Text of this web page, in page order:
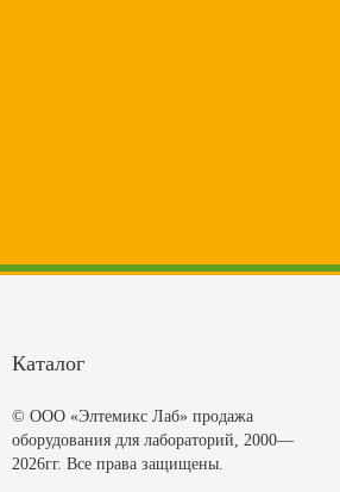
Каталог
© ООО «Элтемикс Лаб» продажа
оборудования для лабораторий, 2000—
2026гг. Все права защищены.